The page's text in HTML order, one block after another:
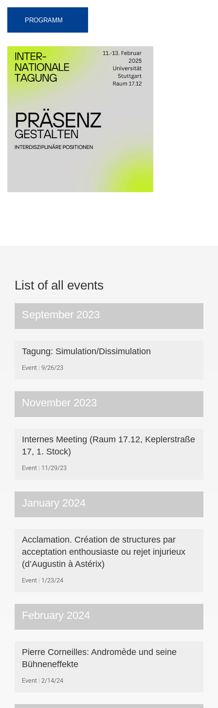
PROGRAMM
List of all events
September 2023
Tagung: Simulation/Dissimulation
Event 9/26/23
November 2023
Internes Meeting (Raum 17.12, Keplerstraße
17, 1. Stock)
Event 11/29/23
January 2024
Acclamation. Création de structures par
acceptation enthousiaste ou rejet injurieux
(d’Augustin à Astérix)
Event 1/23/24
February 2024
Pierre Corneilles: Andromède und seine
Bühneneffekte
Event 2/14/24